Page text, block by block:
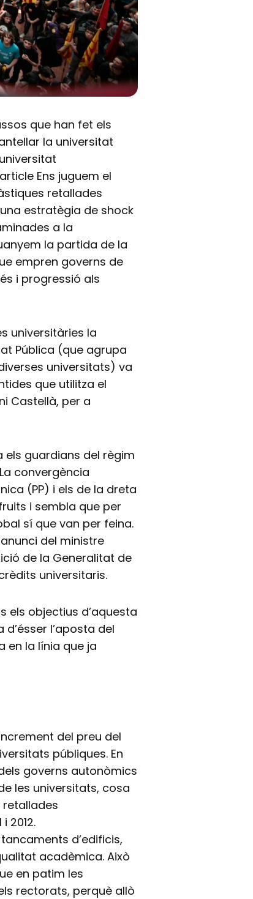
que han fet els
la universitat
Ens juguem el
retallades
estratègia de shock
a la
la partida de la
empren governs de
i progressió als
universitàries la
Pública (que agrupa
universitats) va
que utilitza el
Castellà, per a
els guardians del règim
convergència
(PP) i els de la dreta
i sembla que per
sí que van per feina.
del ministre
de la Generalitat de
universitaris.
els objectius d’aquesta
l’aposta del
en la línia que ja
del preu del
públiques. En
governs autonòmics
les universitats, cosa
2012.
d’edificis,
acadèmica. Això
en patim les
rectorats, perquè allò